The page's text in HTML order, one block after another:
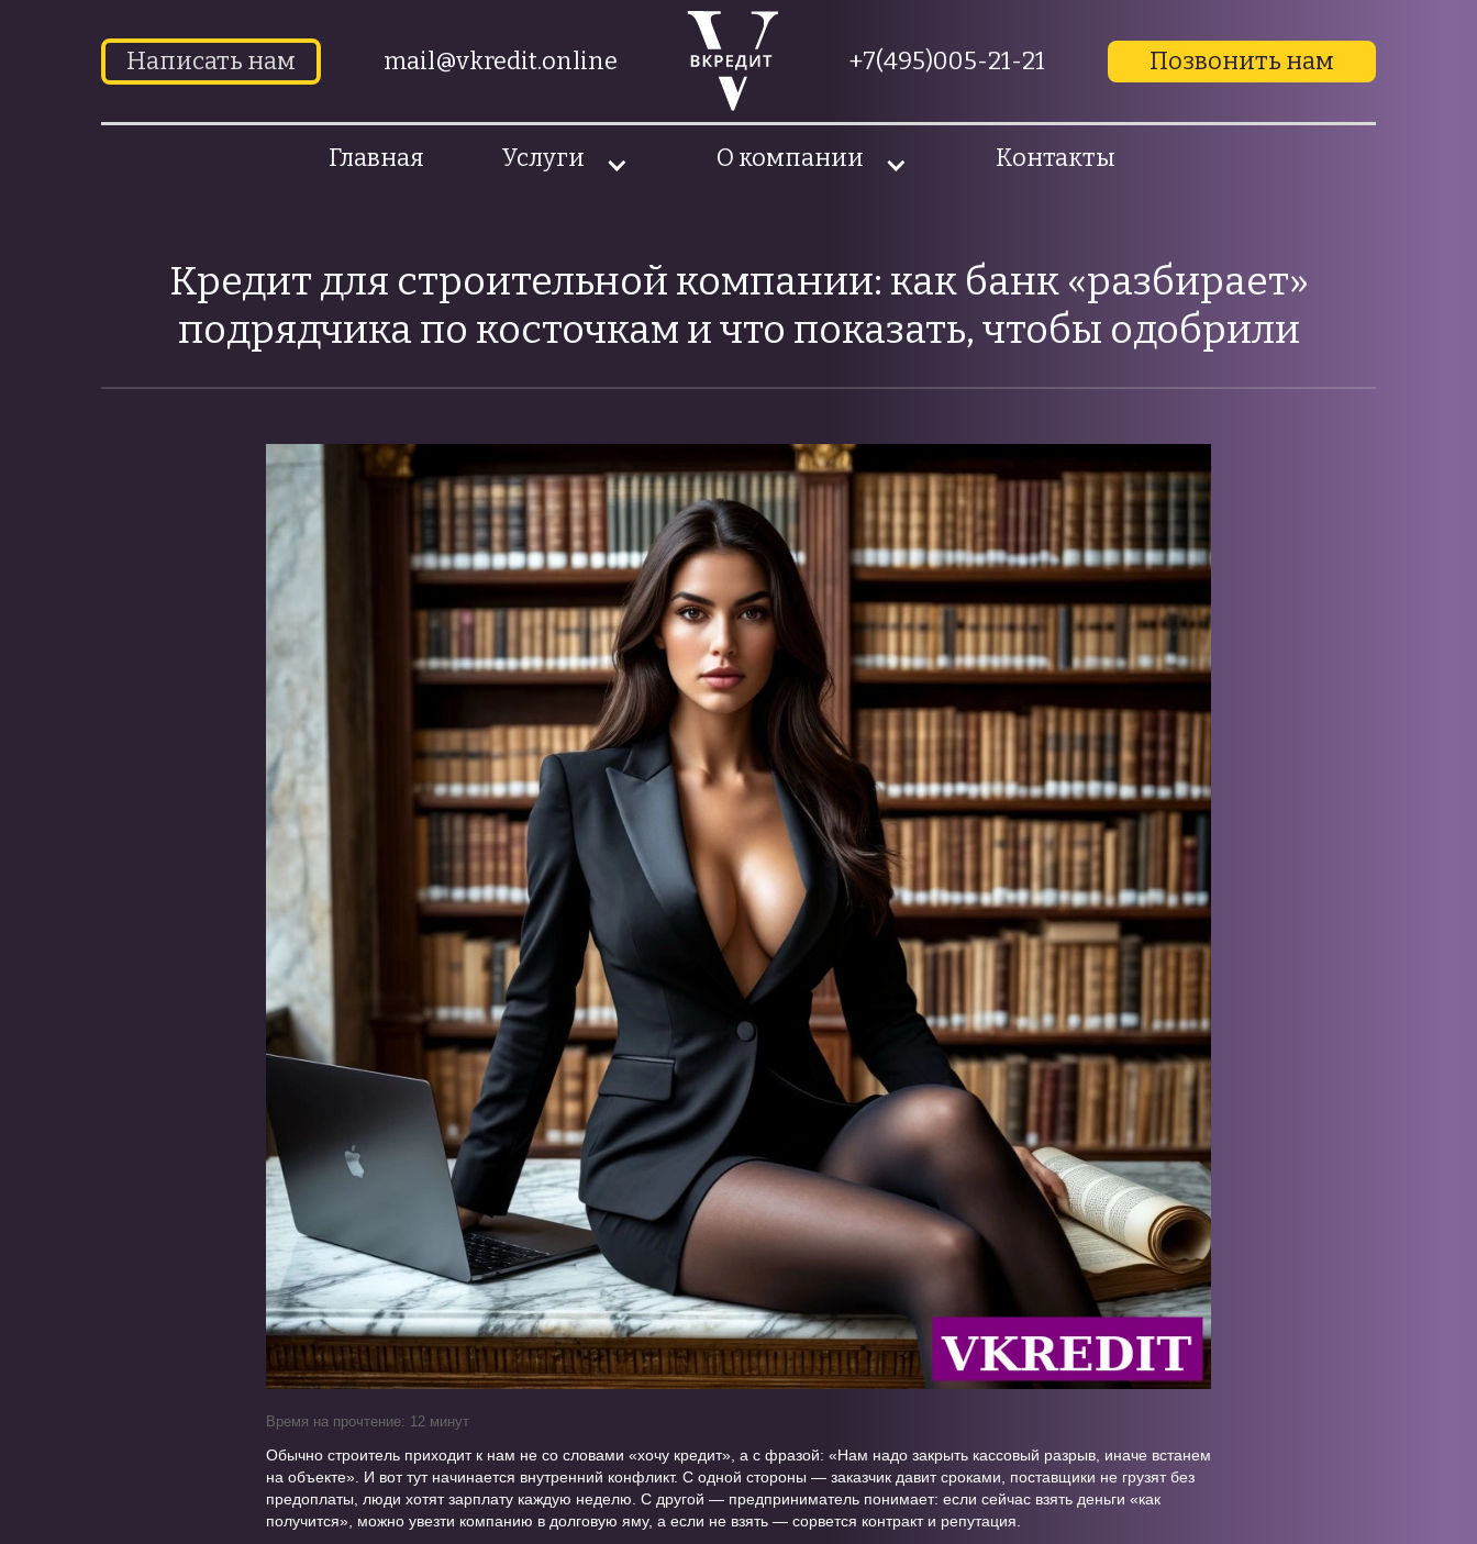
Написать нам mail@vkredit.online +7(495)005-21-21 Позвонить нам
Главная Услуги О компании Контакты
Кредит для строительной компании: как банк «разбирает»
подрядчика по косточкам и что показать, чтобы одобрили
Время на прочтение: 12 минут
Обычно строитель приходит к нам не со словами «хочу кредит», а с фразой: «Нам надо закрыть кассовый разрыв, иначе встанем
на объекте». И вот тут начинается внутренний конфликт. С одной стороны — заказчик давит сроками, поставщики не грузят без
предоплаты, люди хотят зарплату каждую неделю. С другой — предприниматель понимает: если сейчас взять деньги «как
получится», можно увезти компанию в долговую яму, а если не взять — сорвется контракт и репутация.